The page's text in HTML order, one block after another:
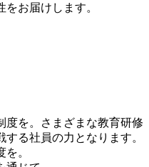
お届けします。
。